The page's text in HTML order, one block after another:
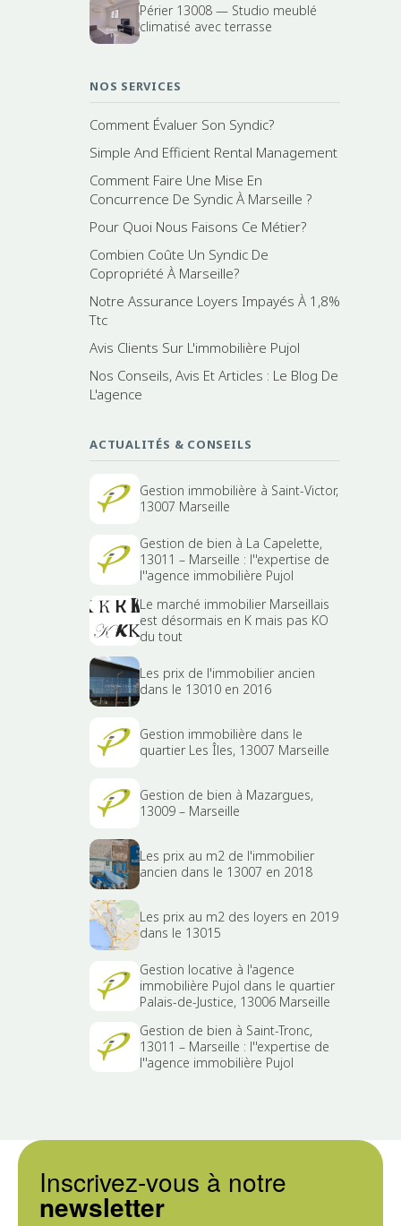
Périer 13008 — Studio meublé
climatisé avec terrasse
NOS SERVICES
Comment Évaluer Son Syndic?
Simple And Efficient Rental Management
Comment Faire Une Mise En
Concurrence De Syndic À Marseille ?
Pour Quoi Nous Faisons Ce Métier?
Combien Coûte Un Syndic De
Copropriété À Marseille?
Notre Assurance Loyers Impayés À 1,8%
Ttc
Avis Clients Sur L'immobilière Pujol
Nos Conseils, Avis Et Articles : Le Blog De
L'agence
ACTUALITÉS & CONSEILS
Gestion immobilière à Saint-Victor,
13007 Marseille
Gestion de bien à La Capelette,
13011 – Marseille : l''expertise de
l''agence immobilière Pujol
Le marché immobilier Marseillais
est désormais en K mais pas KO
du tout
Les prix de l'immobilier ancien
dans le 13010 en 2016
Gestion immobilière dans le
quartier Les Îles, 13007 Marseille
Gestion de bien à Mazargues,
13009 – Marseille
Les prix au m2 de l'immobilier
ancien dans le 13007 en 2018
Les prix au m2 des loyers en 2019
dans le 13015
Gestion locative à l'agence
immobilière Pujol dans le quartier
Palais-de-Justice, 13006 Marseille
Gestion de bien à Saint-Tronc,
13011 – Marseille : l''expertise de
l''agence immobilière Pujol
Inscrivez-vous à notre
newsletter